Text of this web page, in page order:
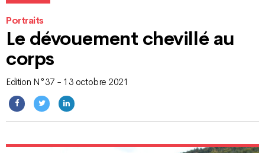
Portraits
Le dévouement chevillé au
corps
Edition N°37 - 13 octobre 2021